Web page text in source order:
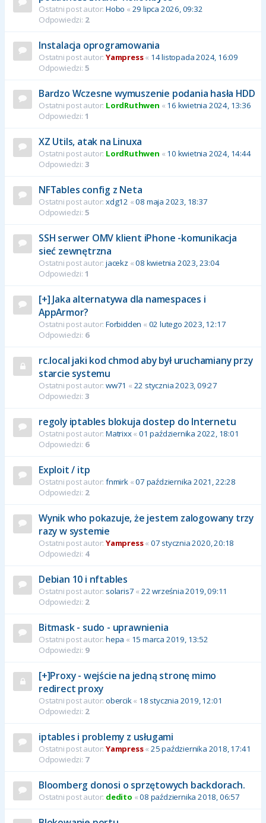
Ostatni post autor: Hobo « 29 lipca 2026, 09:32
Odpowiedzi: 2
Instalacja oprogramowania
Ostatni post autor: Yampress« 14 listopada 2024, 16:09
Odpowiedzi: 5
Bardzo Wczesne wymuszenie podania hasła HDD
Ostatni post autor: LordRuthwen « 16 kwietnia 2024, 13:36
Odpowiedzi: 1
XZ Utils, atak na Linuxa
Ostatni post autor: LordRuthwen « 10 kwietnia 2024, 14:44
Odpowiedzi: 3
NFTables config z Neta
Ostatni post autor: xdg12 «08 maja 2023, 18:37
Odpowiedzi: 5
SSH serwer OMV klient iPhone -komunikacja
sieć zewnętrzna
Ostatni post autor: jacekz «08 kwietnia 2023, 23:04
Odpowiedzi: 1
[+] Jaka alternatywa dla namespaces i
AppArmor?
Ostatni post autor: Forbidden « 02 lutego 2023, 12:17
Odpowiedzi: 6
rc.local jaki kod chmod aby był uruchamiany przy
starcie systemu
Ostatni post autor: ww71 « 22 stycznia 2023, 09:27
Odpowiedzi: 3
regoly iptables blokuja dostep do Internetu
Ostatni post autor: Matrixx«01 października 2022, 18:01
Odpowiedzi: 6
Exploit / itp
Ostatni post autor: fnmirk«07 października 2021, 22:28
Odpowiedzi: 2
Wynik who pokazuje, że jestem zalogowany trzy
razy w systemie
Ostatni post autor: Yampress« 07 stycznia 2020, 20:18
Odpowiedzi: 4
Debian 10 i nftables
Ostatni post autor: solaris7 « 22 września 2019, 09:11
Odpowiedzi: 2
Bitmask - sudo - uprawnienia
Ostatni post autor: hepa « 15 marca 2019, 13:52
Odpowiedzi: 9
[+]Proxy - wejście na jedną stronę mimo
redirect proxy
Ostatni post autor: obercik« 18 stycznia 2019, 12:01
Odpowiedzi: 2
iptables i problemy z usługami
Ostatni post autor: Yampress« 25 października 2018, 17:41
Odpowiedzi: 7
Bloomberg donosi o sprzętowych backdorach.
Ostatni post autor: dedito «08 października 2018, 06:57